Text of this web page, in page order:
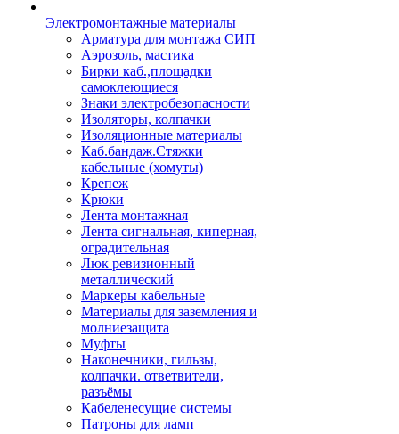
Электромонтажные материалы
Арматура для монтажа СИП
Аэрозоль, мастика
Бирки каб.,площадки
самоклеющиеся
Знаки электробезопасности
Изоляторы, колпачки
Изоляционные материалы
Каб.бандаж.Стяжки
кабельные (хомуты)
Крепеж
Крюки
Лента монтажная
Лента сигнальная, киперная,
оградительная
Люк ревизионный
металлический
Маркеры кабельные
Материалы для заземления и
молниезащита
Муфты
Наконечники, гильзы,
колпачки. ответвители,
разъёмы
Кабеленесущие системы
Патроны для ламп